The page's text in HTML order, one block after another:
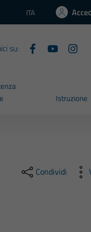
Lingua attiva:
ITA
su:
Istruzione
Condividi